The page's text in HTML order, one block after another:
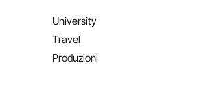
University
Travel
Produzioni